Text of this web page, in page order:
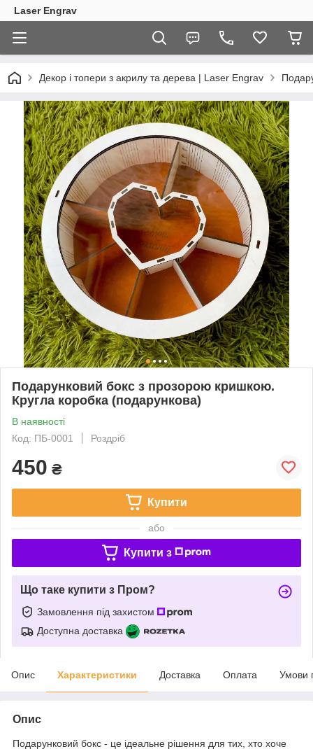
Laser Engrav
Декор і топери з акрилу та дерева | Laser Engrav
Подарунковий бокс з прозорою кришкою.
Кругла коробка (подарункова)
В наявності
Код: ПБ-0001
Роздріб
450 ₴
Купити
або
Купити з
Що таке купити з Пром?
Замовлення під захистом
Доступна доставка
Опис Характеристики Доставка Оплата Умови
Опис
Подарунковий бокс - це ідеальне рішення для тих, хто хоче